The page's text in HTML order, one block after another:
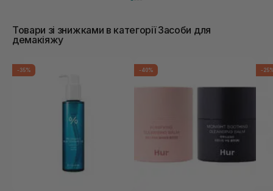
Товари зі знижками в категорії Засоби для
демакіяжу
-35% -40% -